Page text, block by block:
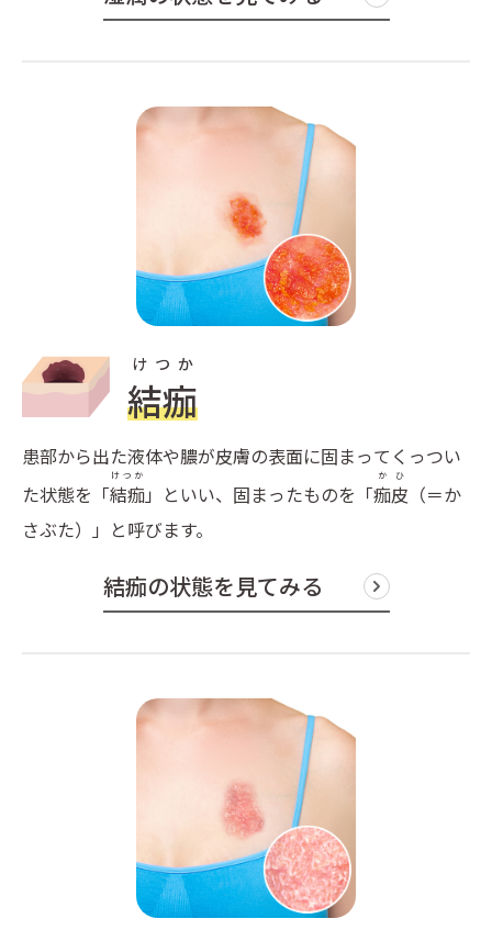
結痂
けつか
患部から出た液体や膿が皮膚の表面に固まってくっつい
た状態を「結痂
けつか
」といい、固まったものを「痂皮
かひ
（＝か
さぶた）」と呼びます。
結痂の状態を見てみる